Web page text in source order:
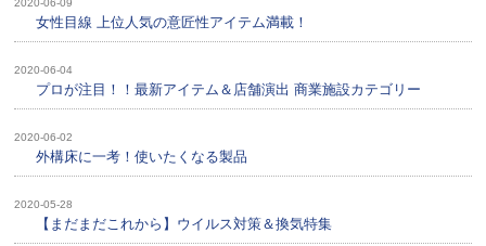
2020-06-09
女性目線 上位人気の意匠性アイテム満載！
2020-06-04
プロが注目！！最新アイテム＆店舗演出 商業施設カテゴリー
2020-06-02
外構床に一考！使いたくなる製品
2020-05-28
【まだまだこれから】ウイルス対策＆換気特集